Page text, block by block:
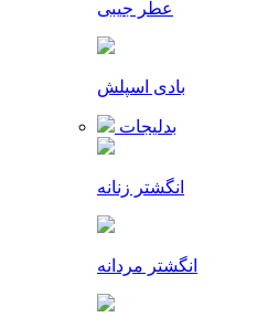
عطر جیبی
بادی اسپلش
بدلیجات
انگشتر زنانه
انگشتر مردانه